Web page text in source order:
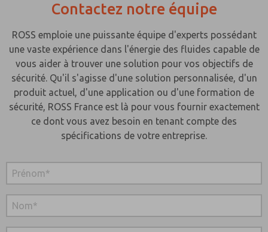
Contactez notre équipe
ROSS emploie une puissante équipe d'experts possédant
une vaste expérience dans l'énergie des fluides capable de
vous aider à trouver une solution pour vos objectifs de
sécurité. Qu'il s'agisse d'une solution personnalisée, d'un
produit actuel, d'une application ou d'une formation de
sécurité, ROSS France est là pour vous fournir exactement
ce dont vous avez besoin en tenant compte des
spécifications de votre entreprise.